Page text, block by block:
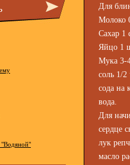
Для
Молоко
Сахар 1
Яйцо 1
Мука 3-
соль 1/2
сода на
вода.
Для
сердце
лук
масло